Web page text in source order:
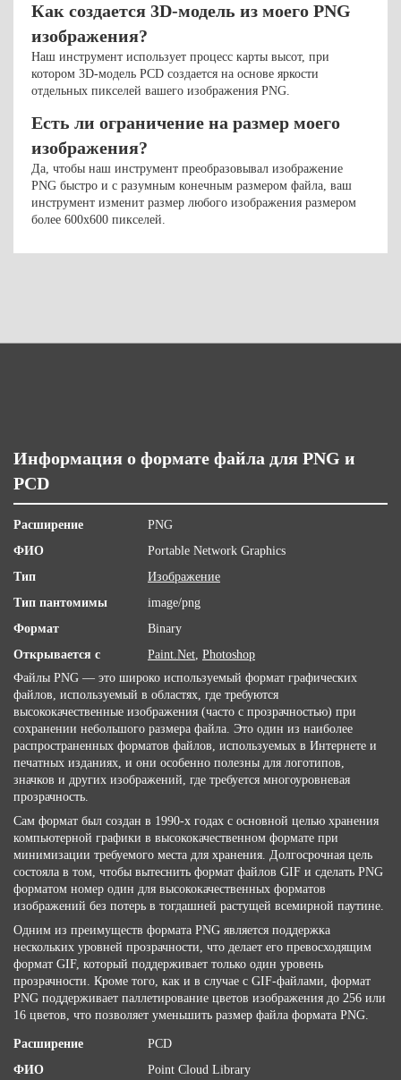
Как создается 3D-модель из моего PNG
изображения?
Наш инструмент использует процесс карты высот, при
котором 3D-модель PCD создается на основе яркости
отдельных пикселей вашего изображения PNG.
Есть ли ограничение на размер моего
изображения?
Да, чтобы наш инструмент преобразовывал изображение
PNG быстро и с разумным конечным размером файла, ваш
инструмент изменит размер любого изображения размером
более 600x600 пикселей.
Информация о формате файла для PNG и
PCD
Расширение
PNG
ФИО
Portable Network Graphics
Тип
Изображение
Тип пантомимы
image/png
Формат
Binary
Открывается с
Paint.Net, Photoshop
Файлы PNG — это широко используемый формат графических
файлов, используемый в областях, где требуются
высококачественные изображения (часто с прозрачностью) при
сохранении небольшого размера файла. Это один из наиболее
распространенных форматов файлов, используемых в Интернете и
печатных изданиях, и они особенно полезны для логотипов,
значков и других изображений, где требуется многоуровневая
прозрачность.
Сам формат был создан в 1990-х годах с основной целью хранения
компьютерной графики в высококачественном формате при
минимизации требуемого места для хранения. Долгосрочная цель
состояла в том, чтобы вытеснить формат файлов GIF и сделать PNG
форматом номер один для высококачественных форматов
изображений без потерь в тогдашней растущей всемирной паутине.
Одним из преимуществ формата PNG является поддержка
нескольких уровней прозрачности, что делает его превосходящим
формат GIF, который поддерживает только один уровень
прозрачности. Кроме того, как и в случае с GIF-файлами, формат
PNG поддерживает паллетирование цветов изображения до 256 или
16 цветов, что позволяет уменьшить размер файла формата PNG.
Расширение
PCD
ФИО
Point Cloud Library